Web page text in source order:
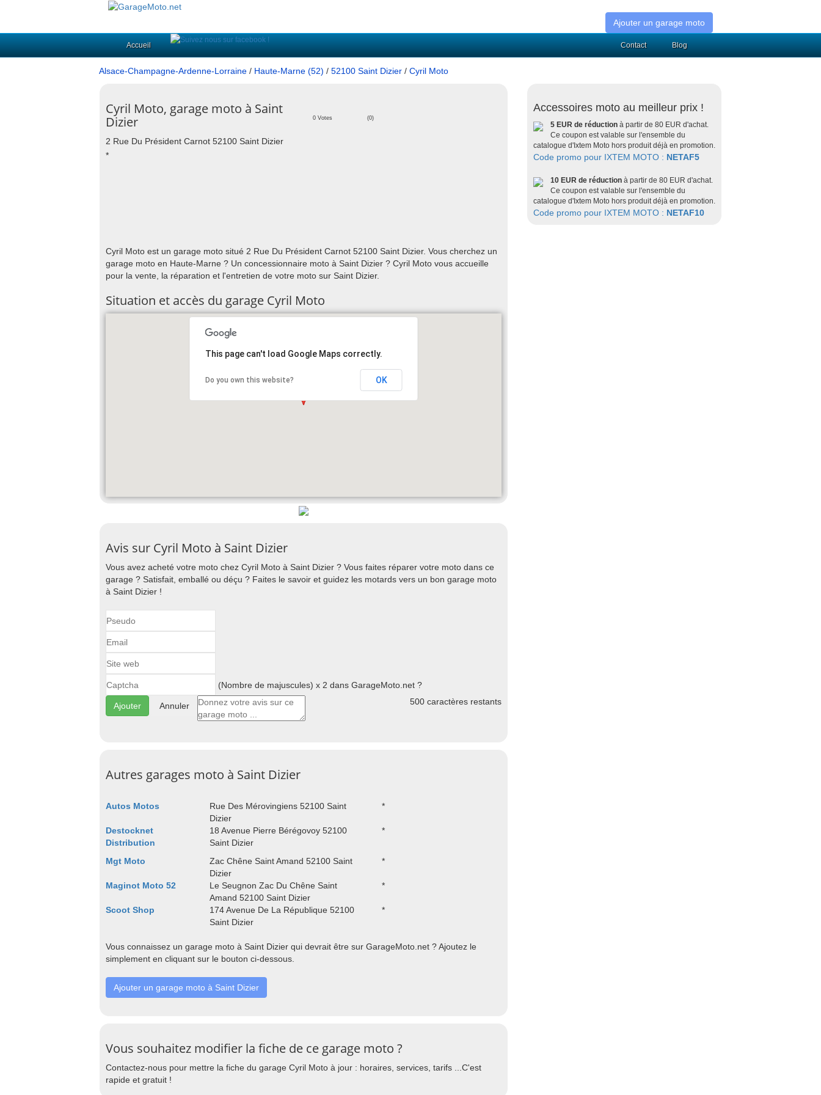
Ajouter un garage moto
Accueil Blog
Contact
Alsace-Champagne-Ardenne-Lorraine / Haute-Marne (52) / 52100 Saint Dizier / Cyril Moto
Cyril Moto, garage moto à Saint
Dizier
0 Votes (0)
2 Rue Du Président Carnot 52100 Saint Dizier
*
Cyril Moto est un garage moto situé 2 Rue Du Président Carnot 52100 Saint Dizier. Vous cherchez un
garage moto en Haute-Marne ? Un concessionnaire moto à Saint Dizier ? Cyril Moto vous accueille
pour la vente, la réparation et l'entretien de votre moto sur Saint Dizier.
Situation et accès du garage Cyril Moto
This page can't load Google Maps correctly.
Do you own this website? OK
Avis sur Cyril Moto à Saint Dizier
Vous avez acheté votre moto chez Cyril Moto à Saint Dizier ? Vous faites réparer votre moto dans ce
garage ? Satisfait, emballé ou déçu ? Faites le savoir et guidez les motards vers un bon garage moto
à Saint Dizier !
(Nombre de majuscules) x 2 dans GarageMoto.net ?
Annuler 500 caractères restants
Autres garages moto à Saint Dizier
Autos Motos
Rue Des Mérovingiens 52100 Saint
Dizier
*
Destocknet
Distribution
18 Avenue Pierre Bérégovoy 52100
Saint Dizier
*
Mgt Moto
Zac Chêne Saint Amand 52100 Saint
Dizier
*
Maginot Moto 52
Le Seugnon Zac Du Chêne Saint
Amand 52100 Saint Dizier
*
Scoot Shop
174 Avenue De La République 52100
Saint Dizier
*
Vous connaissez un garage moto à Saint Dizier qui devrait être sur GarageMoto.net ? Ajoutez le
simplement en cliquant sur le bouton ci-dessous.
Ajouter un garage moto à Saint Dizier
Vous souhaitez modifier la fiche de ce garage moto ?
Contactez-nous pour mettre la fiche du garage Cyril Moto à jour : horaires, services, tarifs ...C'est
rapide et gratuit !
Accessoires moto au meilleur prix !
5 EUR de réduction à partir de 80 EUR d'achat.
Ce coupon est valable sur l'ensemble du
catalogue d'Ixtem Moto hors produit déjà en promotion.
Code promo pour IXTEM MOTO : NETAF5
10 EUR de réduction à partir de 80 EUR d'achat.
Ce coupon est valable sur l'ensemble du
catalogue d'Ixtem Moto hors produit déjà en promotion.
Code promo pour IXTEM MOTO : NETAF10